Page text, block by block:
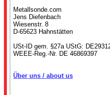
Metallsonde.com
Jens Diefenbach
Wiesenstr. 8
D-65623 Hahnstätten
USt-ID gem. §27a UStG:
WEEE-Reg.-Nr. DE 46869397
Über uns / about us